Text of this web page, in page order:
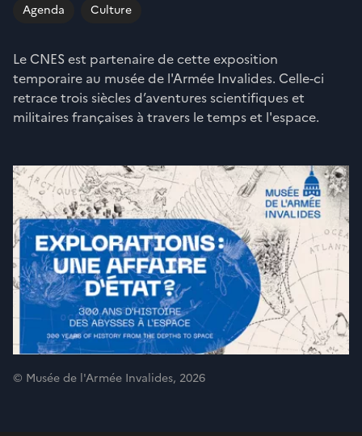
Agenda Culture
Le CNES est partenaire de cette exposition
temporaire au musée de l'Armée Invalides. Celle-ci
retrace trois siècles d’aventures scientifiques et
militaires françaises à travers le temps et l'espace.
© Musée de l'Armée Invalides, 2026